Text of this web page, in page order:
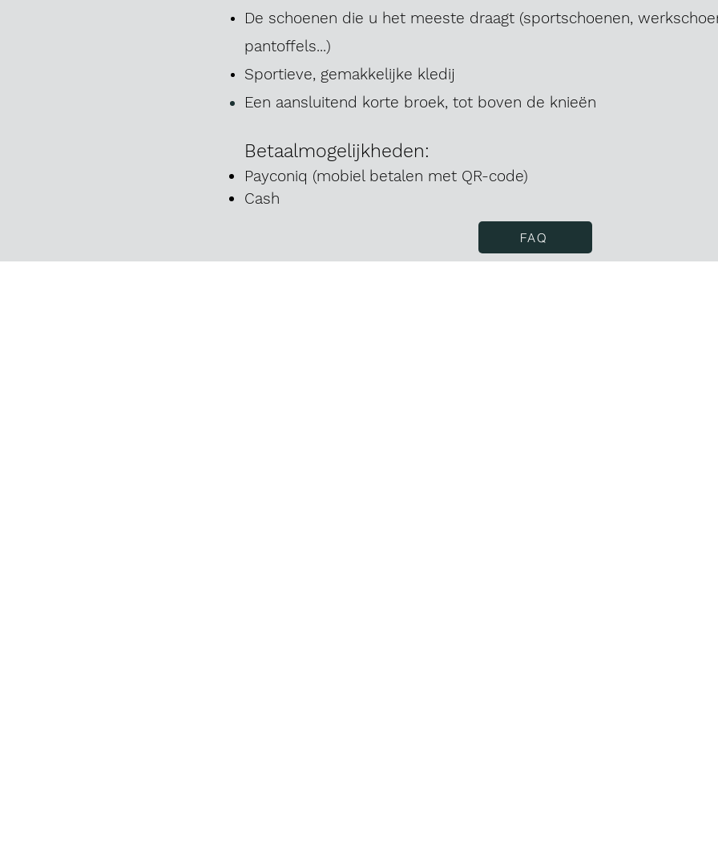
De schoenen die u het meeste draagt (sportschoenen,
pantoffels...)
Sportieve, gemakkelijke kledij
Een aansluitend korte broek, tot boven de knieën
Betaalmogelijkheden:
Payconiq (mobiel betalen met QR-code)
Cash
FAQ